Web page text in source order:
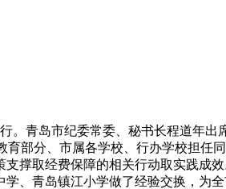
青岛市纪委常委、秘书长程道年出
部分、市属各学校、行办学校担任
撑取经费保障的相关行动取实践成
、青岛镇江小学做了经验交换，为